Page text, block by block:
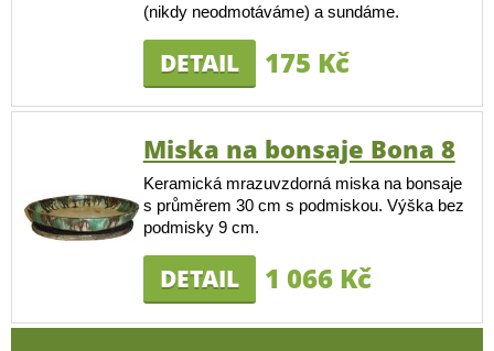
(nikdy neodmotáváme) a sundáme.
DETAIL 175 Kč
Miska na bonsaje Bona 8
Keramická mrazuvzdorná miska na bonsaje
s průměrem 30 cm s podmiskou. Výška bez
podmisky 9 cm.
DETAIL 1 066 Kč